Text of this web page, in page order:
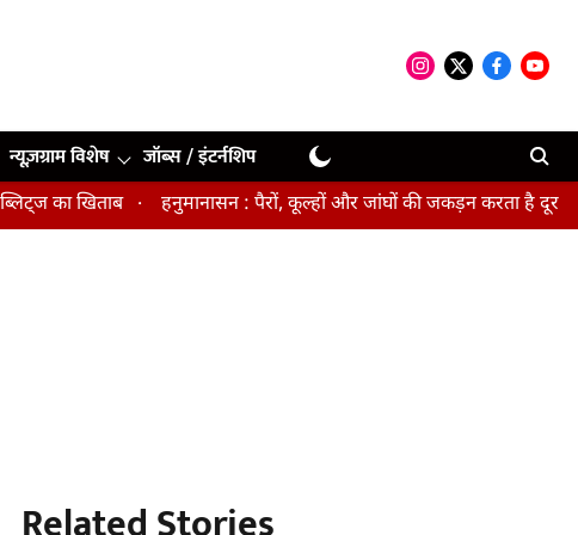
न्यूज़ग्राम विशेष जॉब्स / इंटर्नशिप
खिताब हनुमानासन : पैरों, कूल्हों और जांघों की जकड़न करता है दूर,